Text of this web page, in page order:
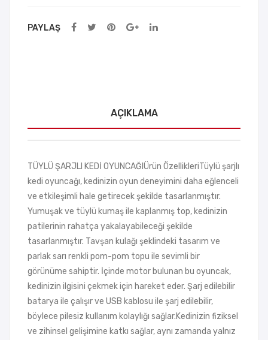
PAYLAŞ
AÇIKLAMA
TÜYLÜ ŞARJLI KEDİ OYUNCAĞIÜrün ÖzellikleriTüylü şarjlı
kedi oyuncağı, kedinizin oyun deneyimini daha eğlenceli
ve etkileşimli hale getirecek şekilde tasarlanmıştır.
Yumuşak ve tüylü kumaş ile kaplanmış top, kedinizin
patilerinin rahatça yakalayabileceği şekilde
tasarlanmıştır. Tavşan kulağı şeklindeki tasarım ve
parlak sarı renkli pom-pom topu ile sevimli bir
görünüme sahiptir. İçinde motor bulunan bu oyuncak,
kedinizin ilgisini çekmek için hareket eder. Şarj edilebilir
batarya ile çalışır ve USB kablosu ile şarj edilebilir,
böylece pilesiz kullanım kolaylığı sağlar.Kedinizin fiziksel
ve zihinsel gelişimine katkı sağlar, aynı zamanda yalnız